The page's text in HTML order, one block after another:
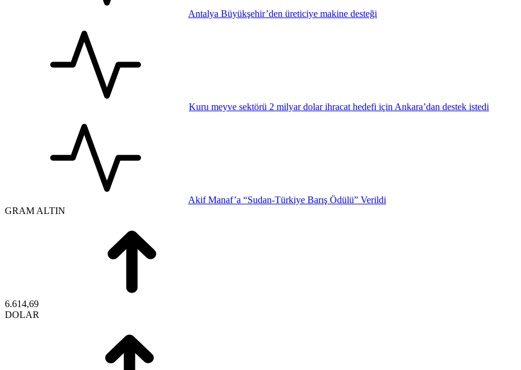
Antalya Büyükşehir’den üreticiye makine desteği
Kuru meyve sektörü 2 milyar dolar ihracat hedefi için Ankara’dan destek istedi
Akif Manaf’a “Sudan-Türkiye Barış Ödülü” Verildi
GRAM ALTIN
6.614,69
DOLAR